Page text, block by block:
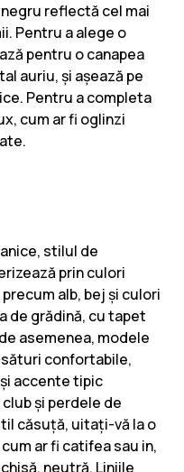
reflectă cel mai
Pentru a alege o
pentru o canapea
auriu, și așează pe
Pentru a completa
cum ar fi oglinzi
stilul de
prin culori
alb, bej și culori
de grădină, cu tapet
asemenea, modele
confortabile,
accente tipic
și perdele de
căsuță, uitați-vă la o
ar fi catifea sau in,
neutră. Liniile